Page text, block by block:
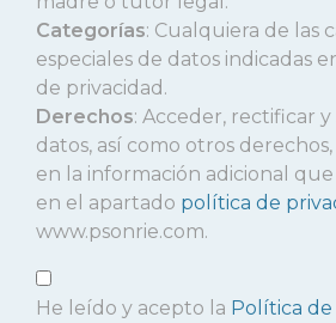
Categorías: Cualquiera de las
especiales de datos indicadas
de privacidad.
Derechos: Acceder, rectificar
datos, así como otros
en la información adicional
en el apartado política de
www.psonrie.com.
He leído y acepto la Política de